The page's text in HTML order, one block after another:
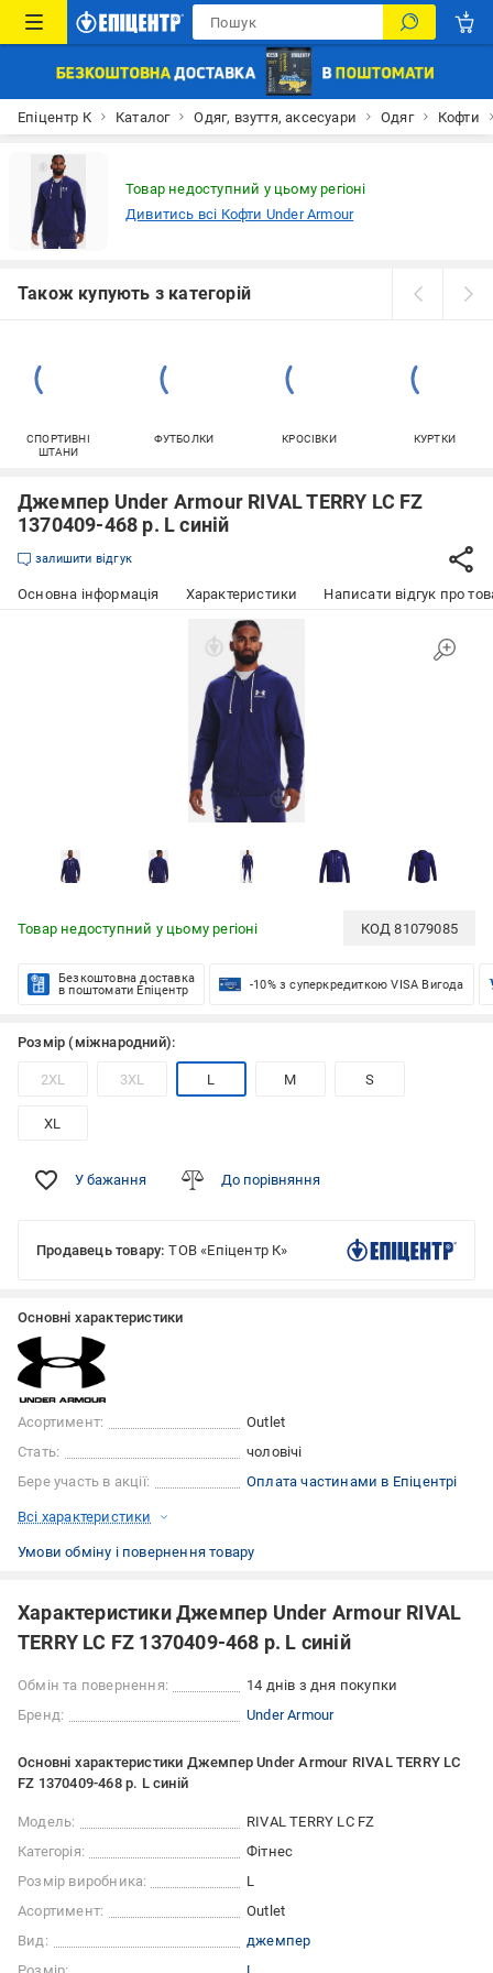
Епіцентр К Каталог Одяг, взуття, аксесуари Одяг Кофти
Товар недоступний у цьому регіоні
Дивитись всі Кофти Under Armour
Також купують з категорій
СПОРТИВНІ
ШТАНИ
ФУТБОЛКИ КРОСІВКИ КУРТКИ
Джемпер Under Armour RIVAL TERRY LC FZ
1370409-468 р. L синій
залишити відгук
Основна інформація Характеристики Написати відгук про
Товар недоступний у цьому регіоні КОД81079085
Безкоштовна доставка
в поштомати Епіцентр
-10% з суперкредиткою VISA Вигода
Розмір (міжнародний):
2XL 3XL L M S
XL
У бажання До порівняння
Продавець товару: ТОВ «Епіцентр К»
Основні характеристики
Асортимент:
Outlet
Стать:
чоловічі
Бере участь в акції:
Оплата частинами в Епіцентрі
Всі характеристики
Умови обміну і повернення товару
Характеристики Джемпер Under Armour RIVAL
TERRY LC FZ 1370409-468 р. L синій
Обмін та повернення:
14 днів з дня покупки
Бренд:
Under Armour
Основні характеристики Джемпер Under Armour RIVAL TERRY LC
FZ 1370409-468 р. L синій
Модель:
RIVAL TERRY LC FZ
Категорія:
Фітнес
Розмір виробника:
L
Асортимент:
Outlet
Вид:
джемпер